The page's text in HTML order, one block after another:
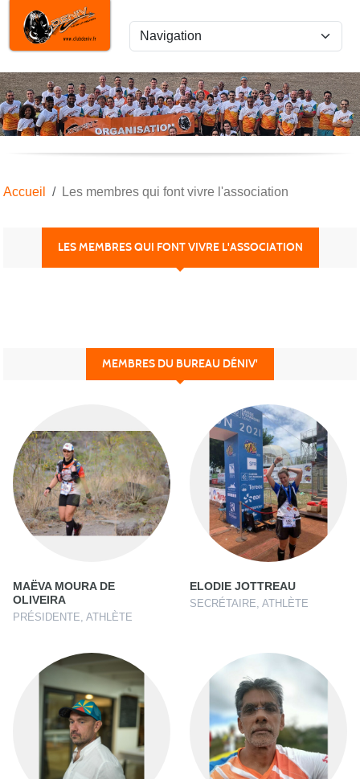
Accueil Les membres qui font vivre l'association
LES MEMBRES QUI FONT VIVRE L'ASSOCIATION
MEMBRES DU BUREAU DÉNIV'
MAËVA MOURA DE
OLIVEIRA
PRÉSIDENTE, ATHLÈTE
ELODIE JOTTREAU
SECRÉTAIRE, ATHLÈTE
Panneau de gestion des cookies